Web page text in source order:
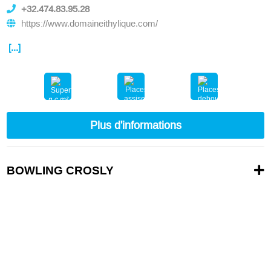
+32.474.83.95.28
https://www.domaineithylique.com/
[...]
n.c.m²
Plus d'informations
BOWLING CROSLY